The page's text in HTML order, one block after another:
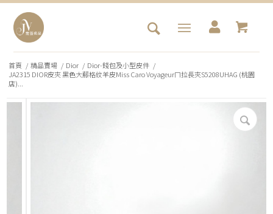
首頁 / 精品賣場 / Dior / Dior-錢包及小型皮件 /
JA2315 DIOR皮夾 黑色大藤格紋羊皮Miss Caro Voyageurㄇ拉長夾S5208UHAG (桃園
店)...